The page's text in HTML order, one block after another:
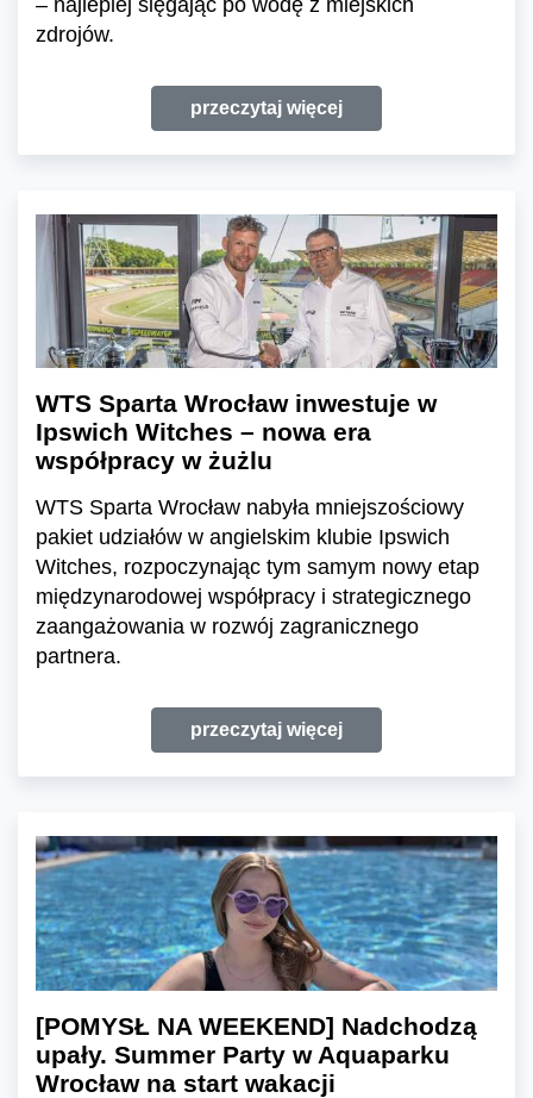
– najlepiej sięgając po wodę z miejskich
zdrojów.
przeczytaj więcej
WTS Sparta Wrocław inwestuje w
Ipswich Witches – nowa era
współpracy w żużlu
WTS Sparta Wrocław nabyła mniejszościowy
pakiet udziałów w angielskim klubie Ipswich
Witches, rozpoczynając tym samym nowy etap
międzynarodowej współpracy i strategicznego
zaangażowania w rozwój zagranicznego
partnera.
przeczytaj więcej
[POMYSŁ NA WEEKEND] Nadchodzą
upały. Summer Party w Aquaparku
Wrocław na start wakacji